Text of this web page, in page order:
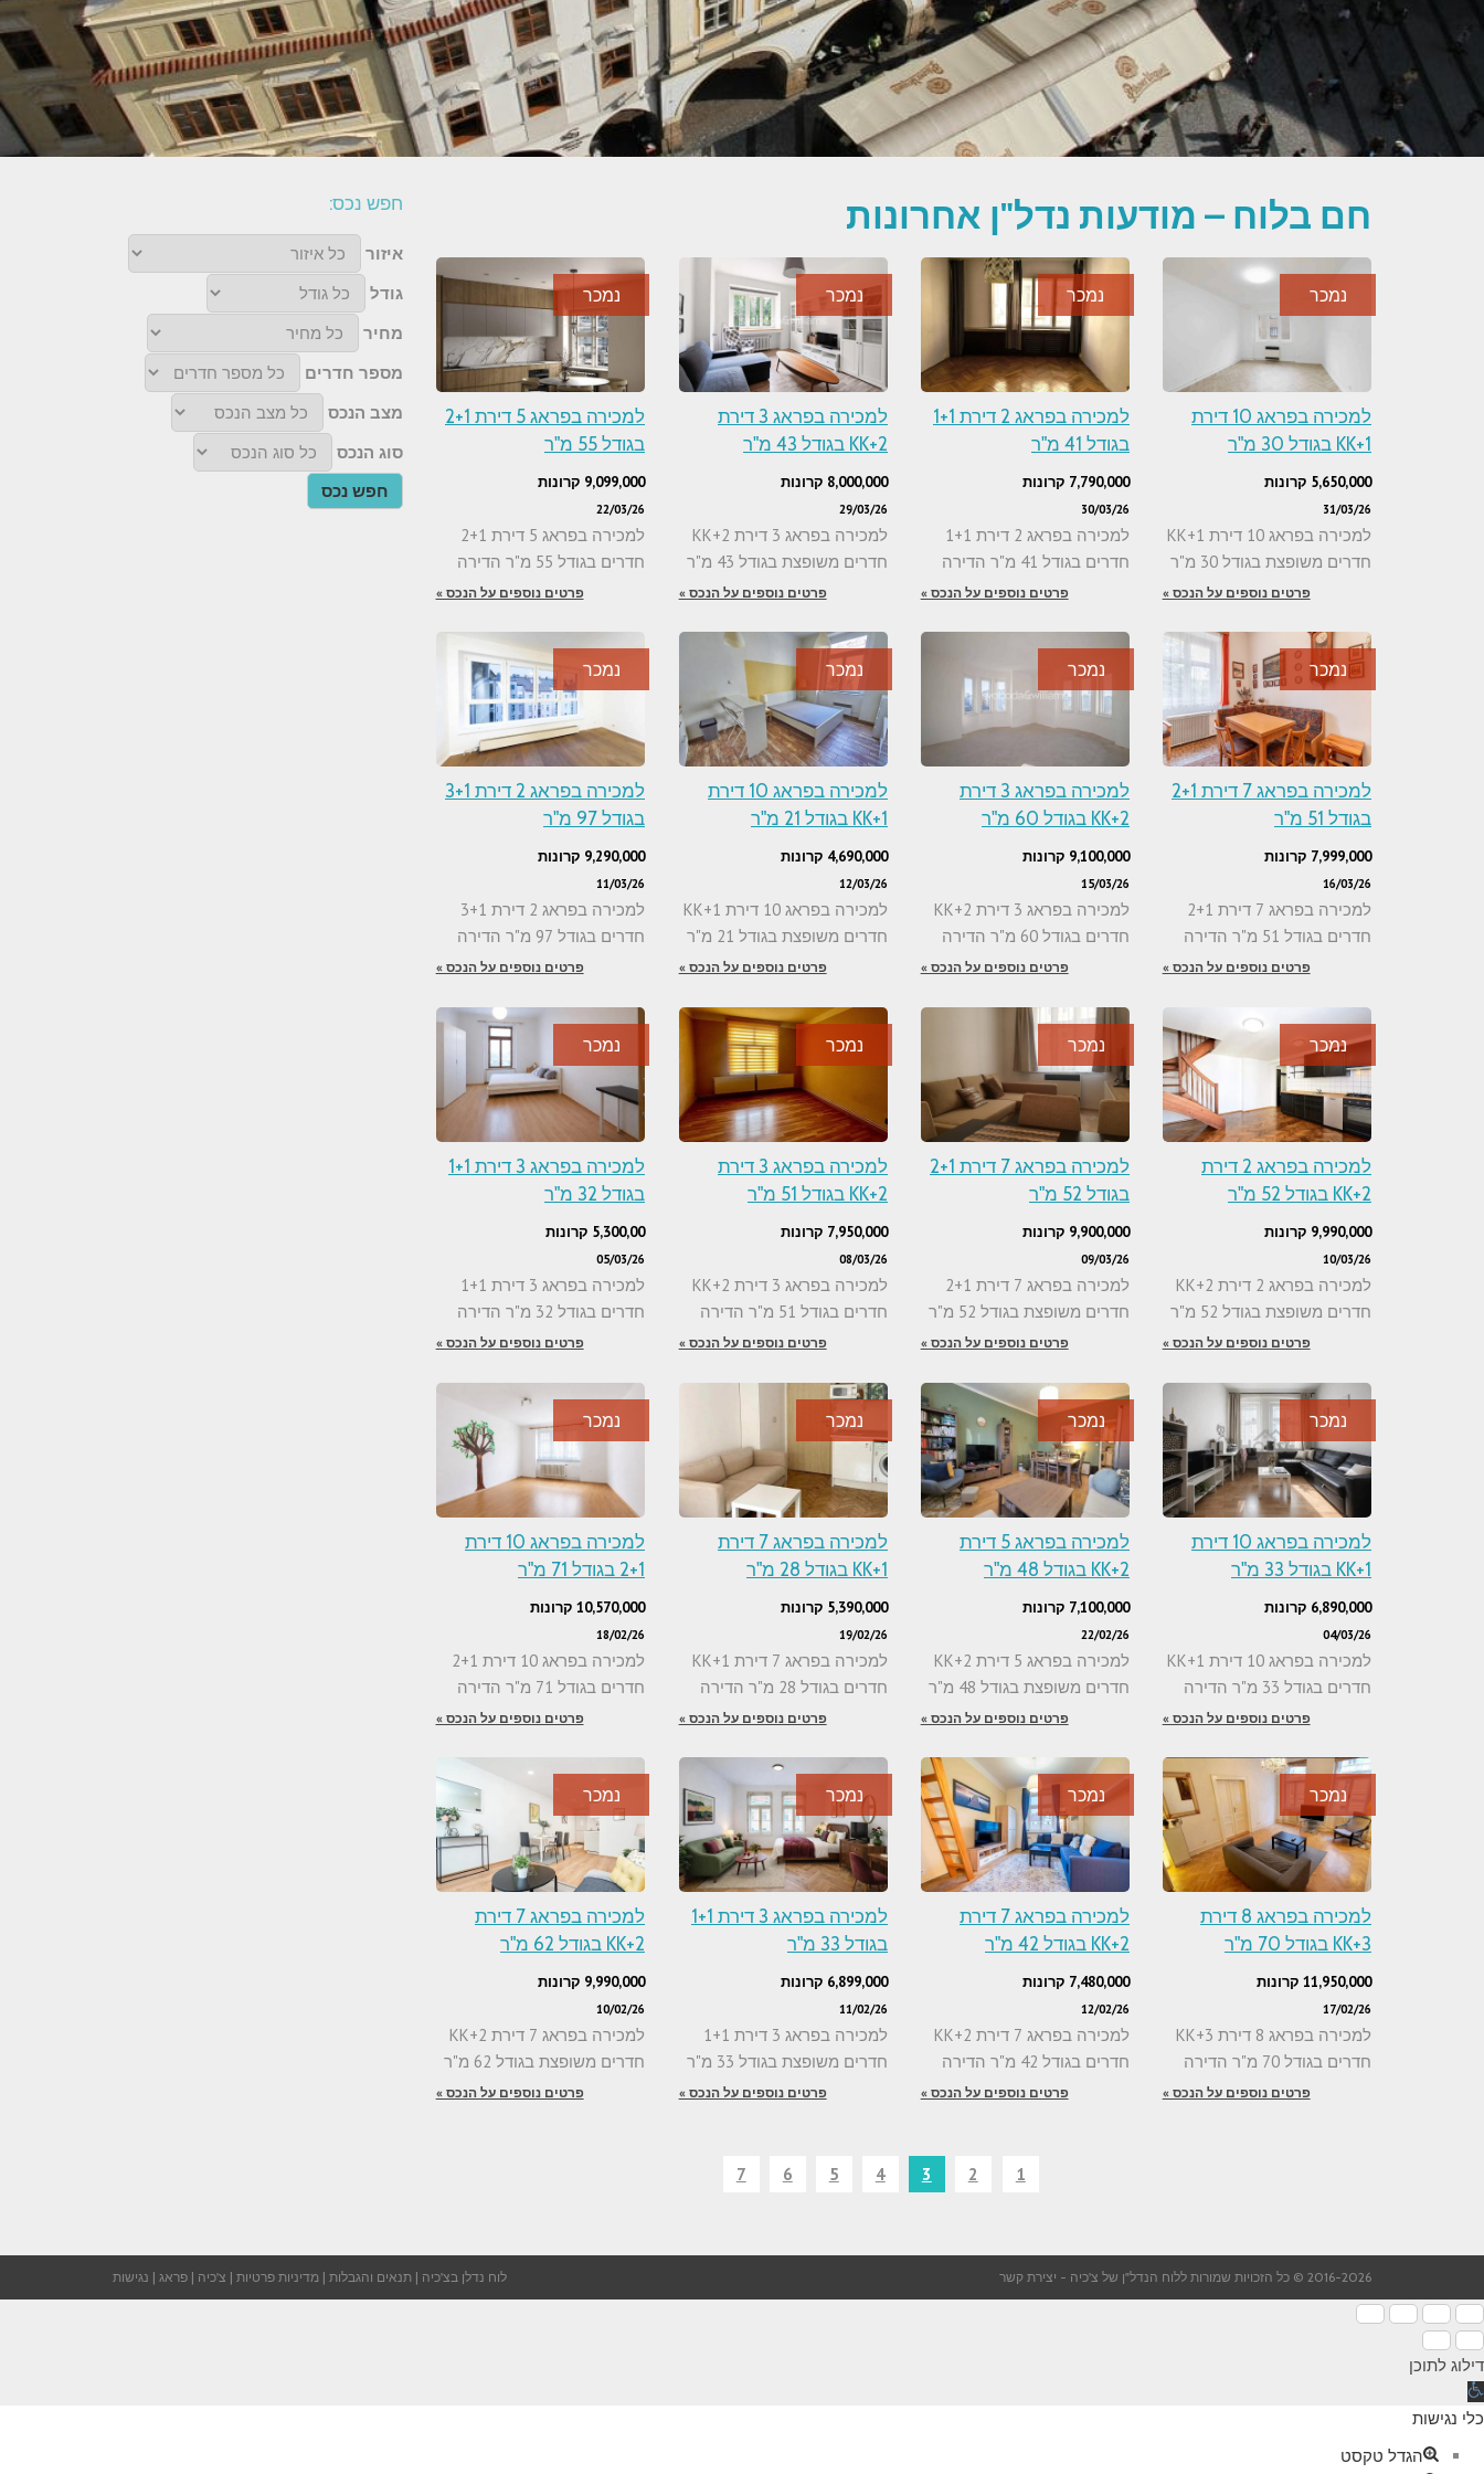
חם בלוח – מודעות נדל"ן אחרונות
נמכר
למכירה בפראג 10 דירת
1+KK בגודל 30 מ"ר
5,650,000 קרונות
31/03/26
למכירה בפראג 10 דירת 1+KK
חדרים משופצת בגודל 30 מ"ר
פרטים נוספים על הנכס »
נמכר
למכירה בפראג 2 דירת 1+1
בגודל 41 מ"ר
7,790,000 קרונות
30/03/26
למכירה בפראג 2 דירת 1+1
חדרים בגודל 41 מ"ר הדירה
פרטים נוספים על הנכס »
נמכר
למכירה בפראג 3 דירת
2+KK בגודל 43 מ"ר
8,000,000 קרונות
29/03/26
למכירה בפראג 3 דירת 2+KK
חדרים משופצת בגודל 43 מ"ר
פרטים נוספים על הנכס »
נמכר
למכירה בפראג 5 דירת 2+1
בגודל 55 מ"ר
9,099,000 קרונות
22/03/26
למכירה בפראג 5 דירת 2+1
חדרים בגודל 55 מ"ר הדירה
פרטים נוספים על הנכס »
נמכר
למכירה בפראג 7 דירת 2+1
בגודל 51 מ"ר
7,999,000 קרונות
16/03/26
למכירה בפראג 7 דירת 2+1
חדרים בגודל 51 מ"ר הדירה
פרטים נוספים על הנכס »
נמכר
למכירה בפראג 3 דירת
2+KK בגודל 60 מ"ר
9,100,000 קרונות
15/03/26
למכירה בפראג 3 דירת 2+KK
חדרים בגודל 60 מ"ר הדירה
פרטים נוספים על הנכס »
נמכר
למכירה בפראג 10 דירת
1+KK בגודל 21 מ"ר
4,690,000 קרונות
12/03/26
למכירה בפראג 10 דירת 1+KK
חדרים משופצת בגודל 21 מ"ר
פרטים נוספים על הנכס »
נמכר
למכירה בפראג 2 דירת 3+1
בגודל 97 מ"ר
9,290,000 קרונות
11/03/26
למכירה בפראג 2 דירת 3+1
חדרים בגודל 97 מ"ר הדירה
פרטים נוספים על הנכס »
נמכר
למכירה בפראג 2 דירת
2+KK בגודל 52 מ"ר
9,990,000 קרונות
10/03/26
למכירה בפראג 2 דירת 2+KK
חדרים משופצת בגודל 52 מ"ר
פרטים נוספים על הנכס »
נמכר
למכירה בפראג 7 דירת 2+1
בגודל 52 מ"ר
9,900,000 קרונות
09/03/26
למכירה בפראג 7 דירת 2+1
חדרים משופצת בגודל 52 מ"ר
פרטים נוספים על הנכס »
נמכר
למכירה בפראג 3 דירת
2+KK בגודל 51 מ"ר
7,950,000 קרונות
08/03/26
למכירה בפראג 3 דירת 2+KK
חדרים בגודל 51 מ"ר הדירה
פרטים נוספים על הנכס »
נמכר
למכירה בפראג 3 דירת 1+1
בגודל 32 מ"ר
5,300,00 קרונות
05/03/26
למכירה בפראג 3 דירת 1+1
חדרים בגודל 32 מ"ר הדירה
פרטים נוספים על הנכס »
נמכר
למכירה בפראג 10 דירת
1+KK בגודל 33 מ"ר
6,890,000 קרונות
04/03/26
למכירה בפראג 10 דירת 1+KK
חדרים בגודל 33 מ"ר הדירה
פרטים נוספים על הנכס »
נמכר
למכירה בפראג 5 דירת
2+KK בגודל 48 מ"ר
7,100,000 קרונות
22/02/26
למכירה בפראג 5 דירת 2+KK
חדרים משופצת בגודל 48 מ"ר
פרטים נוספים על הנכס »
נמכר
למכירה בפראג 7 דירת
1+KK בגודל 28 מ"ר
5,390,000 קרונות
19/02/26
למכירה בפראג 7 דירת 1+KK
חדרים בגודל 28 מ"ר הדירה
פרטים נוספים על הנכס »
נמכר
למכירה בפראג 10 דירת
2+1 בגודל 71 מ"ר
10,570,000 קרונות
18/02/26
למכירה בפראג 10 דירת 2+1
חדרים בגודל 71 מ"ר הדירה
פרטים נוספים על הנכס »
נמכר
למכירה בפראג 8 דירת
3+KK בגודל 70 מ"ר
11,950,000 קרונות
17/02/26
למכירה בפראג 8 דירת 3+KK
חדרים בגודל 70 מ"ר הדירה
פרטים נוספים על הנכס »
נמכר
למכירה בפראג 7 דירת
2+KK בגודל 42 מ"ר
7,480,000 קרונות
12/02/26
למכירה בפראג 7 דירת 2+KK
חדרים בגודל 42 מ"ר הדירה
פרטים נוספים על הנכס »
נמכר
למכירה בפראג 3 דירת 1+1
בגודל 33 מ"ר
6,899,000 קרונות
11/02/26
למכירה בפראג 3 דירת 1+1
חדרים משופצת בגודל 33 מ"ר
פרטים נוספים על הנכס »
נמכר
למכירה בפראג 7 דירת
2+KK בגודל 62 מ"ר
9,990,000 קרונות
10/02/26
למכירה בפראג 7 דירת 2+KK
חדרים משופצת בגודל 62 מ"ר
פרטים נוספים על הנכס »
1
2
3
4
5
6
7
חפש נכס:
איזור
גודל
מחיר
מספר חדרים
מצב הנכס
סוג הנכס
חפש נכס
2016-2026 © כל הזכויות שמורות ללוח הנדל"ן של צ'כיה - יצירת קשר לוח נדלן בצ'כיה | תנאים והגבלות | מדיניות פרטיות | צ'כיה | פראג | נגישות
דילוג לתוכן
פתח
סרגל
כלי נגישות
הגדל טקסט